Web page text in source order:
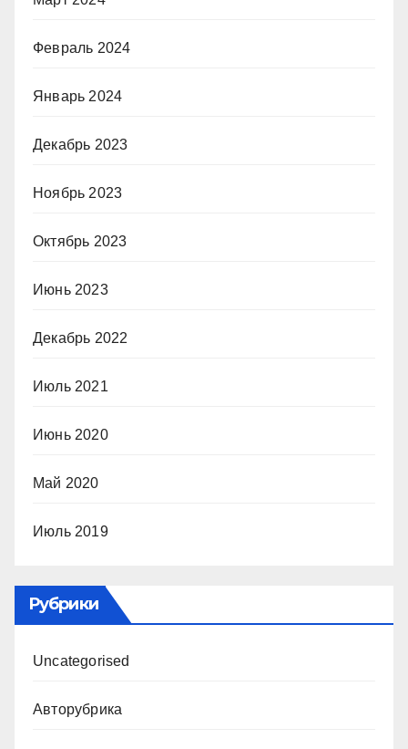
Февраль 2024
Январь 2024
Декабрь 2023
Ноябрь 2023
Октябрь 2023
Июнь 2023
Декабрь 2022
Июль 2021
Июнь 2020
Май 2020
Июль 2019
Рубрики
Uncategorised
Авторубрика